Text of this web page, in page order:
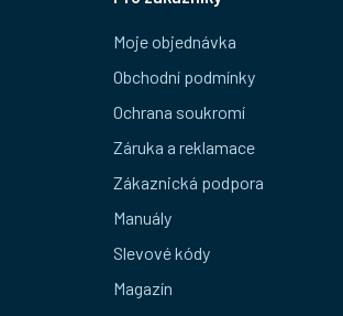
Moje objednávka
Obchodní podmínky
Ochrana soukromí
Záruka a reklamace
Zákaznická podpora
Manuály
Slevové kódy
Magazín